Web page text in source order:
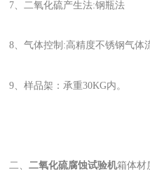
7、二氧化硫产生法:钢瓶法
8、气体控制:高精度不锈钢气体
9、样品架：承重30KG内。
二、二氧化硫腐蚀试验机箱体材